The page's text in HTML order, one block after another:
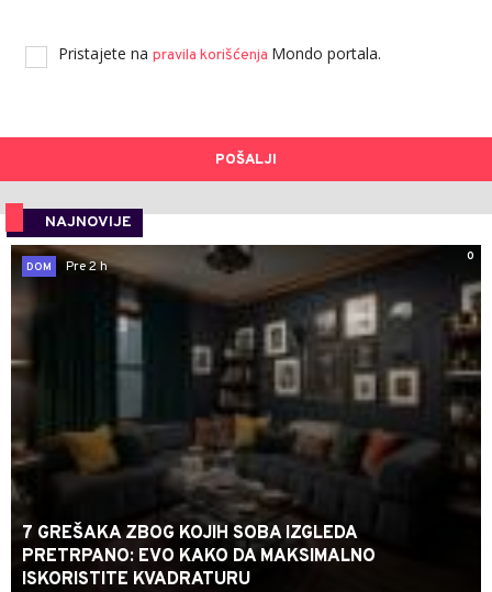
Pristajete na pravila korišćenja Mondo portala.
POŠALJI
NAJNOVIJE
0
DOM
Pre 2 h
7 GREŠAKA ZBOG KOJIH SOBA IZGLEDA
PRETRPANO: EVO KAKO DA MAKSIMALNO
ISKORISTITE KVADRATURU